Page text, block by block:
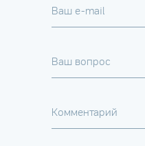
Ваш e-mail
Ваш вопрос
Комментарий